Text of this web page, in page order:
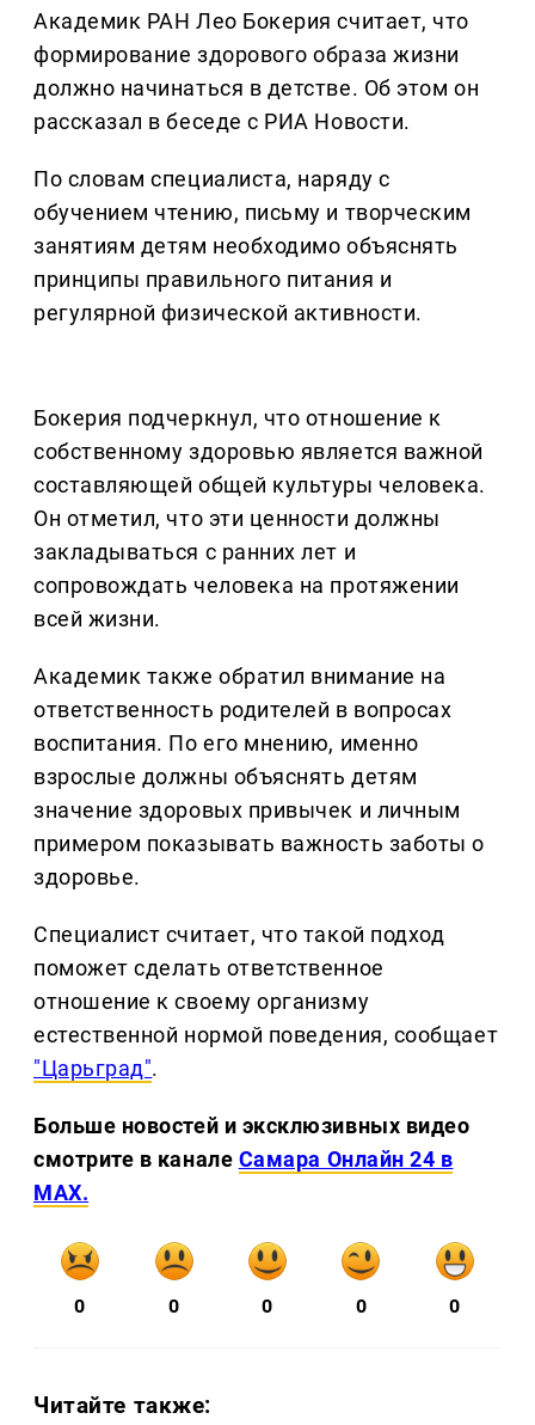
Академик РАН Лео Бокерия считает, что
формирование здорового образа жизни
должно начинаться в детстве. Об этом он
рассказал в беседе с РИА Новости.
По словам специалиста, наряду с
обучением чтению, письму и творческим
занятиям детям необходимо объяснять
принципы правильного питания и
регулярной физической активности.
Бокерия подчеркнул, что отношение к
собственному здоровью является важной
составляющей общей культуры человека.
Он отметил, что эти ценности должны
закладываться с ранних лет и
сопровождать человека на протяжении
всей жизни.
Академик также обратил внимание на
ответственность родителей в вопросах
воспитания. По его мнению, именно
взрослые должны объяснять детям
значение здоровых привычек и личным
примером показывать важность заботы о
здоровье.
Специалист считает, что такой подход
поможет сделать ответственное
отношение к своему организму
естественной нормой поведения, сообщает
"Царьград".
Больше новостей и эксклюзивных видео
смотрите в канале Самара Онлайн 24 в
MAX.
0 0 0 0 0
Читайте также: